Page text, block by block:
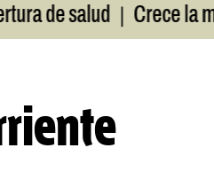
salud | Crece la minería